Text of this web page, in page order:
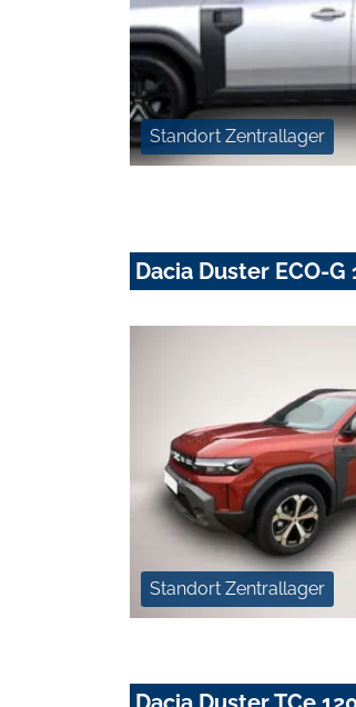
Standort Zentrallager
Dacia Duster ECO-G
Standort Zentrallager